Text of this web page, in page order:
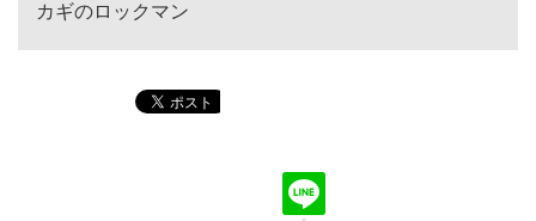
カギのロックマン